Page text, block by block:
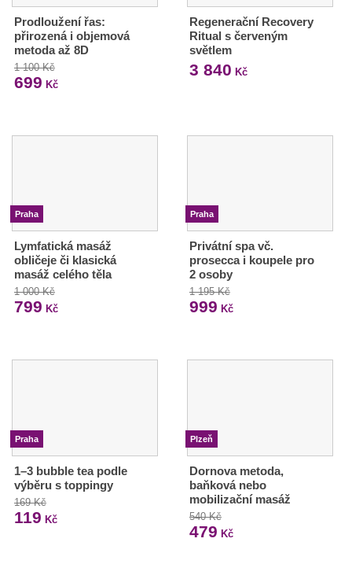
Prodloužení řas:
přirozená i objemová
metoda až 8D
1 100 Kč
699 Kč
Regenerační Recovery
Ritual s červeným
světlem
3 840 Kč
Praha
Lymfatická masáž
obličeje či klasická
masáž celého těla
1 000 Kč
799 Kč
Praha
Privátní spa vč.
prosecca i koupele pro
2 osoby
1 195 Kč
999 Kč
Praha
1–3 bubble tea podle
výběru s toppingy
169 Kč
119 Kč
Plzeň
Dornova metoda,
baňková nebo
mobilizační masáž
540 Kč
479 Kč